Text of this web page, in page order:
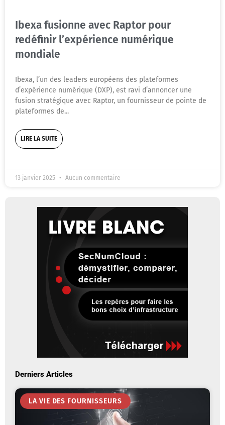
Ibexa fusionne avec Raptor pour
redéfinir l’expérience numérique
mondiale
Ibexa, l’un des leaders européens des plateformes
d’expérience numérique (DXP), est ravi d’annoncer une
fusion stratégique avec Raptor, un fournisseur de pointe de
plateformes de
LIRE LA SUITE
13 janvier 2025 Aucun commentaire
Derniers Articles
LA VIE DES FOURNISSEURS